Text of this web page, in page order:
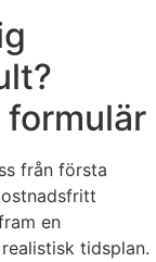
från första
en
tidsplan.